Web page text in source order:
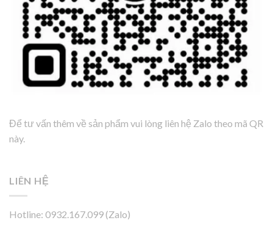
Để tư vấn thêm về sản phẩm vui lòng liên hệ Zalo theo mã QR
này.
LIÊN HỆ
Hotline: 0932.167.099 (Zalo)